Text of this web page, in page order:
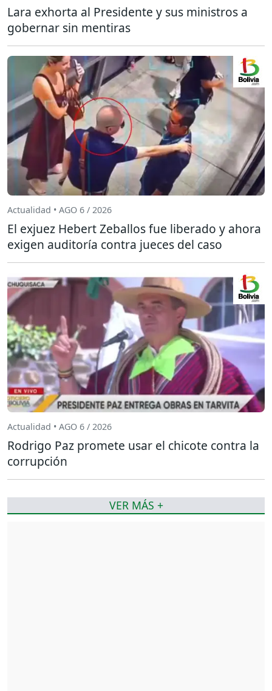
Lara exhorta al Presidente y sus ministros a
gobernar sin mentiras
Actualidad • AGO 6 / 2026
El exjuez Hebert Zeballos fue liberado y ahora
exigen auditoría contra jueces del caso
Actualidad • AGO 6 / 2026
Rodrigo Paz promete usar el chicote contra la
corrupción
VER MÁS +